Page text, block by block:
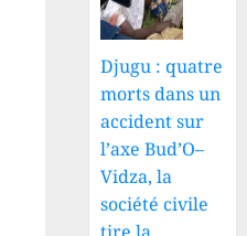
Djugu : quatre
morts dans un
accident sur
l’axe Bud’O–
Vidza, la
société civile